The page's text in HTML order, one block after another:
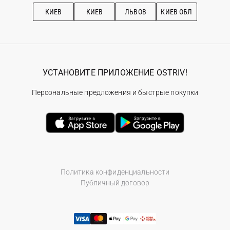
КИЕВ КИЕВ ЛЬВОВ КИЕВ ОБЛ
Политика конфиденциальности
Публичный договор
УСТАНОВИТЕ ПРИЛОЖЕНИЕ OSTRIV!
Персональные предложения и быстрые покупки